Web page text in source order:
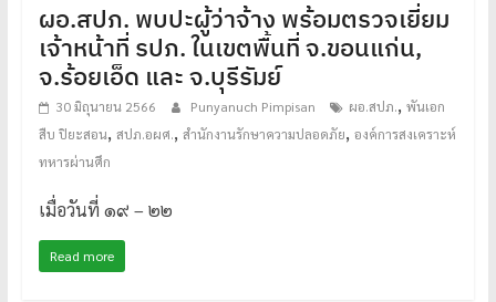
ผอ.สปภ. พบปะผู้ว่าจ้าง พร้อมตรวจเยี่ยม
เจ้าหน้าที่ รปภ. ในเขตพื้นที่ จ.ขอนแก่น,
จ.ร้อยเอ็ด และ จ.บุรีรัมย์
30 มิถุนายน 2566 Punyanuch Pimpisan ผอ.สปภ., พันเอก
สืบ ปิยะสอน, สปภ.อผศ., สำนักงานรักษาความปลอดภัย, องค์การสงเคราะห์
ทหารผ่านศึก
เมื่อวันที่ ๑๙ – ๒๒
Read more